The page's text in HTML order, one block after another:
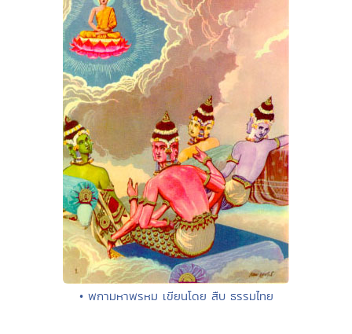
• พกามหาพรหม เขียนโดย สืบ ธรรมไทย